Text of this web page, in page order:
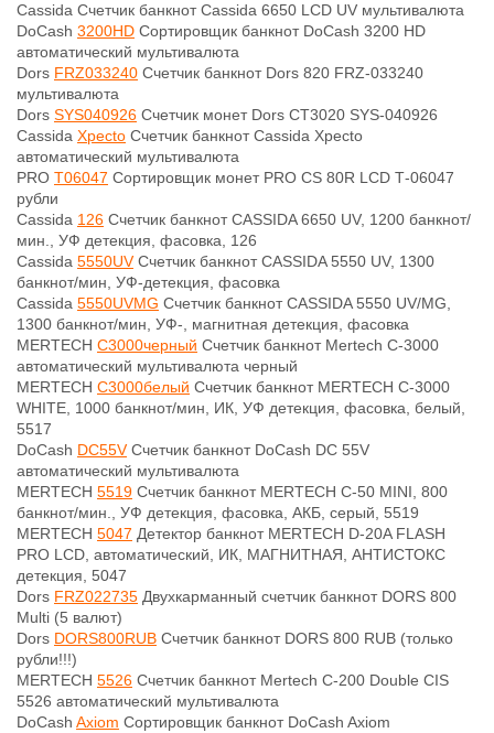
Cassida Счетчик банкнот Cassida 6650 LCD UV мультивалюта
DoCash 3200HD Сортировщик банкнот DoCash 3200 HD
автоматический мультивалюта
Dors FRZ033240 Счетчик банкнот Dors 820 FRZ-033240
мультивалюта
Dors SYS040926 Счетчик монет Dors CT3020 SYS-040926
Cassida Xpecto Счетчик банкнот Cassida Xpecto
автоматический мультивалюта
PRO Т06047 Сортировщик монет PRO CS 80R LCD Т-06047
рубли
Cassida 126 Счетчик банкнот CASSIDA 6650 UV, 1200 банкнот/
мин., УФ детекция, фасовка, 126
Cassida 5550UVСчетчик банкнот CASSIDA 5550 UV, 1300
банкнот/мин, УФ-детекция, фасовка
Cassida 5550UVMG Счетчик банкнот CASSIDA 5550 UV/MG,
1300 банкнот/мин, УФ-, магнитная детекция, фасовка
MERTECH C3000черный Счетчик банкнот Mertech C-3000
автоматический мультивалюта черный
MERTECH C3000белый Счетчик банкнот MERTECH C-3000
WHITE, 1000 банкнот/мин, ИК, УФ детекция, фасовка, белый,
5517
DoCash DC55VСчетчик банкнот DoCash DC 55V
автоматический мультивалюта
MERTECH 5519 Счетчик банкнот MERTECH C-50 MINI, 800
банкнот/мин., УФ детекция, фасовка, АКБ, серый, 5519
MERTECH 5047 Детектор банкнот MERTECH D-20A FLASH
PRO LCD, автоматический, ИК, МАГНИТНАЯ, АНТИСТОКС
детекция, 5047
Dors FRZ022735 Двухкарманный счетчик банкнот DORS 800
Multi (5 валют)
Dors DORS800RUB Счетчик банкнот DORS 800 RUB (только
рубли!!!)
MERTECH 5526 Счетчик банкнот Mertech C-200 Double CIS
5526 автоматический мультивалюта
DoCash Axiom Сортировщик банкнот DoCash Axiom